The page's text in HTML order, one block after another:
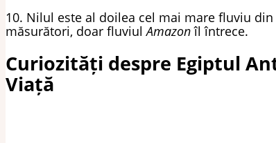
10. Nilul este al doilea cel mai mare fluviu
măsurători, doar fluviulAmazonîl întrece.
Curiozități despre Egiptul
Viață